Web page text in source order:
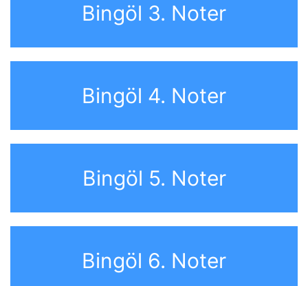
Bingöl 3. Noter
Bingöl 4. Noter
Bingöl 5. Noter
Bingöl 6. Noter